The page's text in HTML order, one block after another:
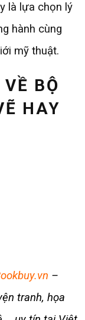
là lựa chọn lý
hành cùng
mỹ thuật.
BỘ
HAY
–
tranh, họa